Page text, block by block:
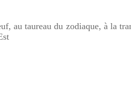
au taureau du zodiaque, à la